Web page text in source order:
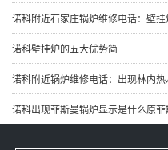
诺科附近石家庄锅炉维修电话：壁挂
诺科壁挂炉的五大优势简
诺科附近锅炉维修电话：出现林内热
诺科出现菲斯曼锅炉显示是什么原菲